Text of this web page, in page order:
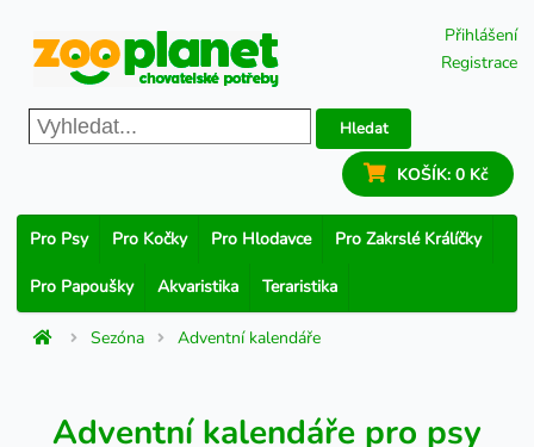
Přihlášení
Registrace
Hledat
KOŠÍK: 0 Kč
Pro Psy Pro Kočky Pro Hlodavce Pro Zakrslé Králíčky
Pro Papoušky Akvaristika Teraristika
Sezóna Adventní kalendáře
Adventní kalendáře pro psy